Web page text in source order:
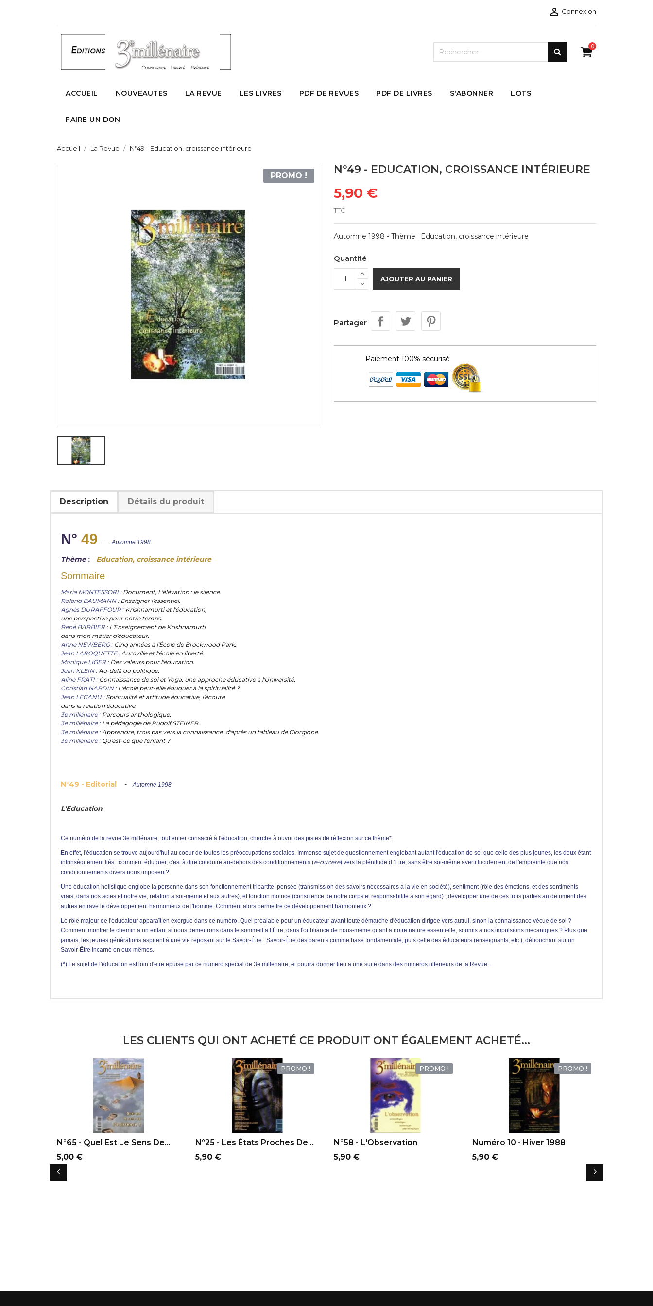
 Connexion
0
ACCUEIL NOUVEAUTES LA REVUE LES LIVRES PDF DE REVUES PDF DE LIVRES S'ABONNER LOTS
FAIRE UN DON
Accueil La Revue N°49 - Education, croissance intérieure
PROMO ! N°49 - EDUCATION, CROISSANCE INTÉRIEURE
5,90 €
TTC
Automne 1998 - Thème : Education, croissance intérieure
Quantité
AJOUTER AU PANIER
Partager
Paiement 100% sécurisé
Description Détails du produit
N° 49 -Automne 1998
Thème : Education, croissance intérieure
Sommaire
Maria MONTESSORI : Document, L'élévation : le silence.
Roland BAUMANN : Enseigner l'essentiel.
Agnès DURAFFOUR : Krishnamurti et l'éducation,
une perspective pour notre temps.
René BARBIER : L'Enseignement de Krishnamurti
dans mon métier d'éducateur.
Anne NEWBERG : Cinq années à l'École de Brockwood Park.
Jean LAROQUETTE : Auroville et l'école en liberté.
Monique LIGER : Des valeurs pour l'éducation.
Jean KLEIN : Au-delà du politique.
Aline FRATI : Connaissance de soi et Yoga, une approche éducative à l'Université.
Christian NARDIN : L'école peut-elle éduquer à la spiritualité ?
Jean LECANU : Spiritualité et attitude éducative, l'écoute
dans la relation éducative.
3e millénaire : Parcours anthologique.
3e millénaire : La pédagogie de Rudolf STEINER.
3e millénaire : Apprendre, trois pas vers la connaissance, d'après un tableau de Giorgione.
3e millénaire : Qu'est-ce que l'enfant ?
N°49 - Editorial -Automne 1998
L'Education
Ce numéro de la revue 3e millénaire, tout entier consacré à l'éducation, cherche à ouvrir des pistes de réflexion sur ce thème*.
En effet, l'éducation se trouve aujourd'hui au coeur de toutes les préoccupations sociales. Immense sujet de questionnement englobant autant l'éducation de soi que celle des plus jeunes, les deux étant
intrinsèquement liés : comment éduquer, c'est à dire conduire au-dehors des conditionnements (e-ducere) vers la plénitude d 'Être, sans être soi-même averti lucidement de l'empreinte que nos
conditionnements divers nous imposent?
Une éducation holistique englobe la personne dans son fonctionnement tripartite: pensée (transmission des savoirs nécessaires à la vie en société), sentiment (rôle des émotions, et des sentiments
vrais, dans nos actes et notre vie, relation à soi-même et aux autres), et fonction motrice (conscience de notre corps et responsabilité à son égard) ; développer une de ces trois parties au détriment des
autres entrave le développement harmonieux de l'homme. Comment alors permettre ce développement harmonieux ?
Le rôle majeur de l'éducateur apparaît en exergue dans ce numéro. Quel préalable pour un éducateur avant toute démarche d'éducation dirigée vers autrui, sinon la connaissance vécue de soi ?
Comment montrer le chemin à un enfant si nous demeurons dans le sommeil à l Être, dans l'oubliance de nous-même quant à notre nature essentielle, soumis à nos impulsions mécaniques ? Plus que
jamais, les jeunes générations aspirent à une vie reposant sur le Savoir-Être : Savoir-Être des parents comme base fondamentale, puis celle des éducateurs (enseignants, etc.), débouchant sur un
Savoir-Être incarné en eux-mêmes.
(*) Le sujet de l'éducation est loin d'être épuisé par ce numéro spécial de 3e millénaire, et pourra donner lieu à une suite dans des numéros ultérieurs de la Revue...
LES CLIENTS QUI ONT ACHETÉ CE PRODUIT ONT ÉGALEMENT ACHETÉ...
AJOUTER AU PANIER
N°65 - Quel Est Le Sens De...
Prix
5,00 €
PROMO !
AJOUTER AU PANIER
N°25 - Les États Proches De...
Prix
5,90 €
PROMO !
AJOUTER AU PANIER
N°58 - L'Observation
Prix
5,90 €
PROMO !
AJOUTER AU PANIER
Numéro 10 - Hiver 1988
Prix
5,90 €